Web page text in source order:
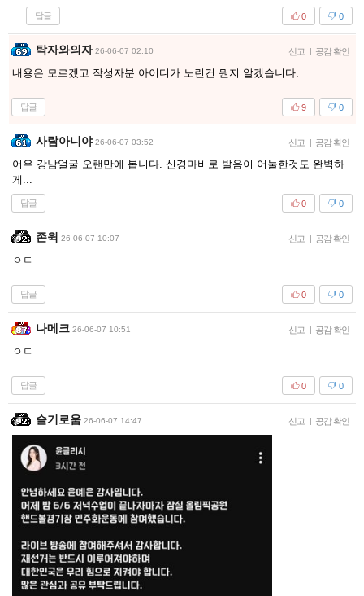
답글 0
0
탁자와의자 26-06-07 02:10 신고 | 공감 확인
내용은 모르겠고 작성자분 아이디가 노린건 뭔지 알겠습니다.
답글 0
9
사람아니야 26-06-07 03:52 신고 | 공감 확인
어우 강남얼굴 오랜만에 봅니다. 신경마비로 발음이 어눌한것도 완벽하
게...
답글 0
0
존윅 26-06-07 10:07 신고 | 공감 확인
ㅇㄷ
답글 0
0
나메크 26-06-07 10:51 신고 | 공감 확인
ㅇㄷ
답글 0
0
슬기로움 26-06-07 14:47 신고 | 공감 확인